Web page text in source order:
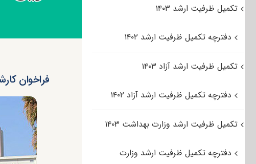
فراخوان
تکمیل ظرفیت ارشد ۱۴۰۳
دفترچه تکمیل ظرفیت ارشد ۱۴۰۲
تکمیل ظرفیت ارشد آزاد ۱۴۰۳
دفترچه تکمیل ظرفیت ارشد آزاد ۱۴۰۲
تکمیل ظرفیت ارشد وزارت بهداشت ۱۴۰۳
دفترچه تکمیل ظرفیت ارشد وزارت